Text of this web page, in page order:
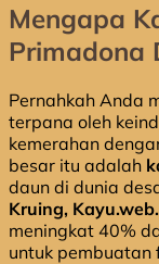
Mengapa
Primadona
Pernahkah Anda
terpana oleh
kemerahan
besar itu adalah
daun di dunia
Kruing,
meningkat 40%
untuk pembuatan